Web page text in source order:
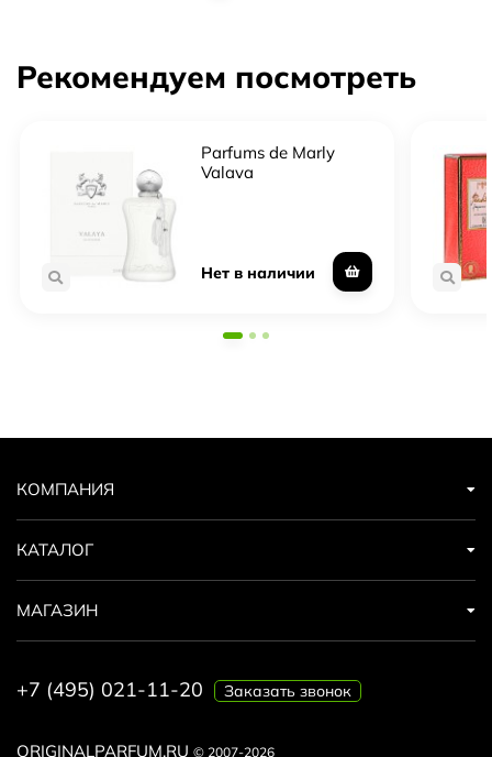
Рекомендуем посмотреть
Parfums de Marly
Valaya
Нет в наличии
ORIGINALPARFUM.RU © 2007-2026
КОМПАНИЯ
КАТАЛОГ
МАГАЗИН
+7 (495) 021-11-20 Заказать звонок